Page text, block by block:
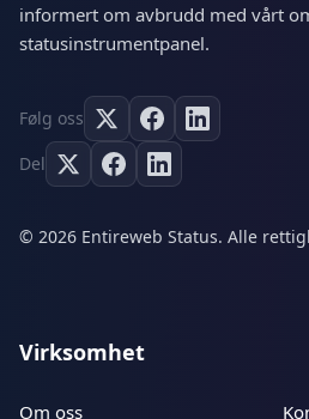
informert om avbrudd med vårt
statusinstrumentpanel.
Følg oss
Del
© 2026 Entireweb Status. Alle
Virksomhet
Om oss